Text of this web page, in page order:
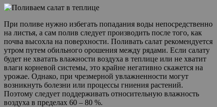
При поливе нужно избегать попадания воды непосредственно
на листья, а сам полив следует производить после того, как
почва высохла на поверхности. Поливать салат рекомендуется
утром путем обильного орошения между рядами. Если салату
будет не хватать влажности воздуха в теплице или не хватит
влаги корневой системы, это крайне негативно скажется на
урожае. Однако, при чрезмерной увлажненности могут
возникнуть болезни или процессы гниения растений.
Поэтому следует поддерживать относительную влажность
воздуха в пределах 60 – 80 %.